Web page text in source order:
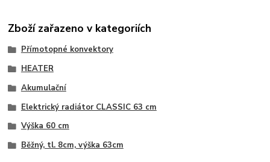
Zboží zařazeno v kategoriích
Přímotopné konvektory
HEATER
Akumulační
Elektrický radiátor CLASSIC 63 cm
Výška 60 cm
Běžný, tl. 8cm, výška 63cm